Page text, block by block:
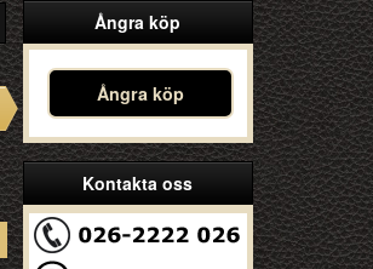
Ångra köp
Ångra köp
Kontakta oss